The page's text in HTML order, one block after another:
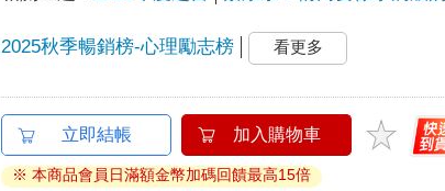
2025秋季暢銷榜-心理勵志榜 看更多
立即結帳 加入購物車
※ 本商品會員日滿額金幣加碼回饋最高15倍